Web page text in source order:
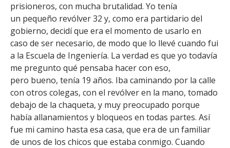
prisioneros, con mucha brutalidad. Yo tenía
un pequeño revólver 32 y, como era partidario del
gobierno, decidí que era el momento de usarlo en
caso de ser necesario, de modo que lo llevé cuando fui
a la Escuela de Ingeniería. La verdad es que yo todavía
me pregunto qué pensaba hacer con eso,
pero bueno, tenía 19 años. Iba caminando por la calle
con otros colegas, con el revólver en la mano, tomado
debajo de la chaqueta, y muy preocupado porque
había allanamientos y bloqueos en todas partes. Así
fue mi camino hasta esa casa, que era de un familiar
de unos de los chicos que estaba conmigo. Cuando